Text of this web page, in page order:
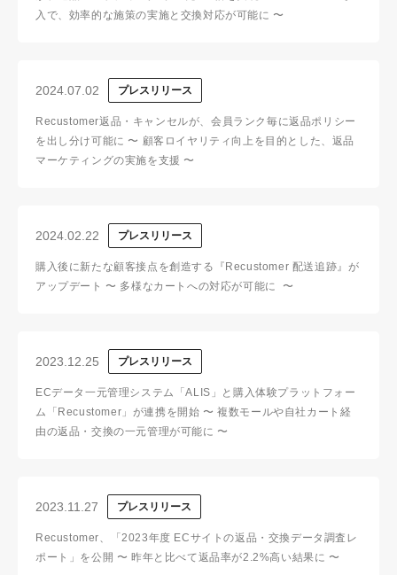
入で、効率的な施策の実施と交換対応が可能に 〜
2024.07.02 プレスリリース
Recustomer返品・キャンセルが、会員ランク毎に返品ポリシー
を出し分け可能に 〜 顧客ロイヤリティ向上を目的とした、返品
マーケティングの実施を支援 〜
2024.02.22 プレスリリース
購入後に新たな顧客接点を創造する『Recustomer 配送追跡』が
アップデート 〜 多様なカートへの対応が可能に 〜
2023.12.25 プレスリリース
ECデータ一元管理システム「ALIS」と購入体験プラットフォー
ム「Recustomer」が連携を開始 〜 複数モールや自社カート経
由の返品・交換の一元管理が可能に 〜
2023.11.27 プレスリリース
Recustomer、「2023年度 ECサイトの返品・交換データ調査レ
ポート」を公開 〜 昨年と比べて返品率が2.2%高い結果に 〜